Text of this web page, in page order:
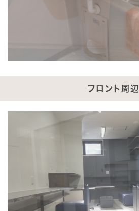
フロント周辺